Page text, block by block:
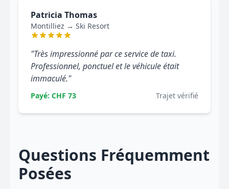
Patricia Thomas
Montilliez → Ski Resort
"Très impressionné par ce service de taxi.
Professionnel, ponctuel et le véhicule était
immaculé."
Payé: CHF 73 Trajet vérifié
Questions Fréquemment
Posées